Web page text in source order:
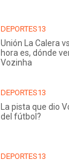
DEPORTES13
Unión La Calera
hora es, dónde
Vozinha
DEPORTES13
La pista que dio
del fútbol?
DEPORTES13